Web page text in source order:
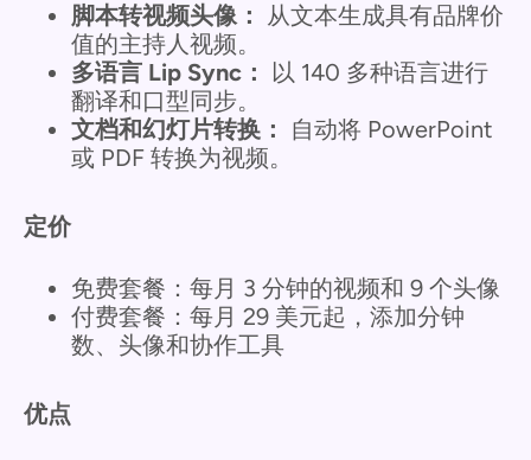
脚本转视频头像：
从文本生成具有品牌价
值的主持人视频。
多语言 Lip Sync：
以 140 多种语言进行
翻译和口型同步。
文档和幻灯片转换：
自动将 PowerPoint
或 PDF 转换为视频。
定价
免费套餐：每月 3 分钟的视频和 9 个头像
付费套餐：每月 29 美元起，添加分钟
数、头像和协作工具
优点